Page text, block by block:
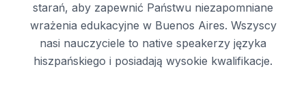
starań, aby zapewnić Państwu niezapomniane
wrażenia edukacyjne w Buenos Aires. Wszyscy
nasi nauczyciele to native speakerzy języka
hiszpańskiego i posiadają wysokie kwalifikacje.